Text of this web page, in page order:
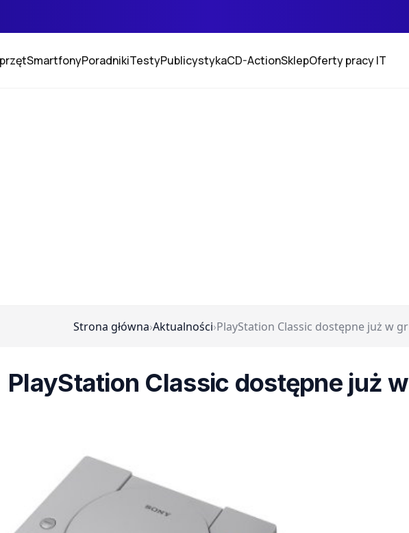
SmartfonyPoradnikiTestyPublicystykaCD-ActionSklepOferty pracy IT
Strona główna›Aktualności›PlayStation Classic dostępne już w
PlayStation Classic dostępne już